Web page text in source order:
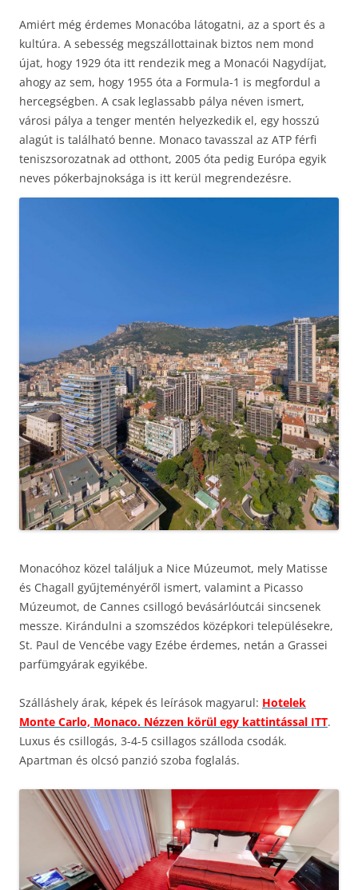
Amiért még érdemes Monacóba látogatni, az a sport és a
kultúra. A sebesség megszállottainak biztos nem mond
újat, hogy 1929 óta itt rendezik meg a Monacói Nagydíjat,
ahogy az sem, hogy 1955 óta a Formula-1 is megfordul a
hercegségben. A csak leglassabb pálya néven ismert,
városi pálya a tenger mentén helyezkedik el, egy hosszú
alagút is található benne. Monaco tavasszal az ATP férfi
teniszsorozatnak ad otthont, 2005 óta pedig Európa egyik
neves pókerbajnoksága is itt kerül megrendezésre.
Monacóhoz közel találjuk a Nice Múzeumot, mely Matisse
és Chagall gyűjteményéről ismert, valamint a Picasso
Múzeumot, de Cannes csillogó bevásárlóutcái sincsenek
messze. Kirándulni a szomszédos középkori településekre,
St. Paul de Vencébe vagy Ezébe érdemes, netán a Grassei
parfümgyárak egyikébe.
Szálláshely árak, képek és leírások magyarul: Hotelek
Monte Carlo, Monaco. Nézzen körül egy kattintással ITT.
Luxus és csillogás, 3-4-5 csillagos szálloda csodák.
Apartman és olcsó panzió szoba foglalás.